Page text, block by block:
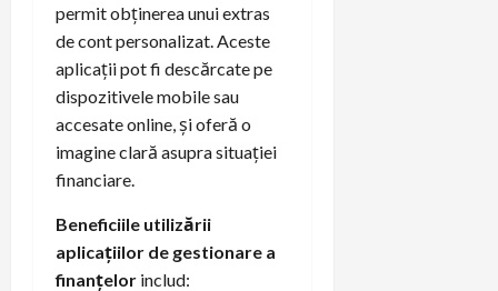
permit obținerea unui extras
de cont personalizat. Aceste
aplicații pot fi descărcate pe
dispozitivele mobile sau
accesate online, și oferă o
imagine clară asupra situației
financiare.
Beneficiile utilizării
aplicațiilor de gestionare a
finanțelor includ: